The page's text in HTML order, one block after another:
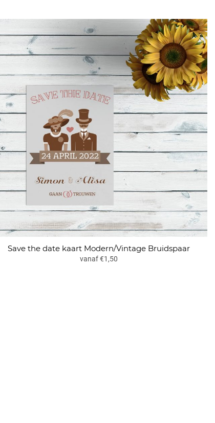
Save the date kaart Modern/Vintage Bruidspaar
vanaf €1,50